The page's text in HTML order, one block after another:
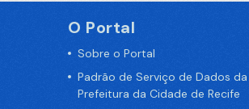
O Portal
Sobre o Portal
Padrão de Serviço de Dados da
Prefeitura da Cidade de Recife